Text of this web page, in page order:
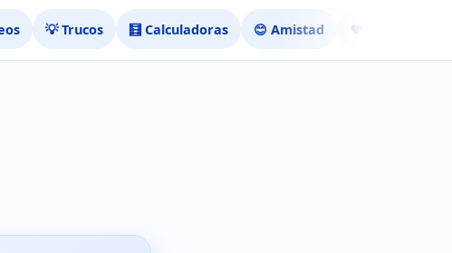
💡 Trucos 🧮 Calculadoras 😊 Amistad ❤️ Ligar